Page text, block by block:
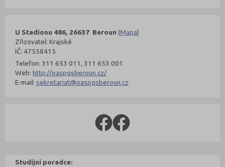
U Stadionu 486, 26637 Beroun (Mapa)
Zřizovatel: Krajské
IČ: 47558415
Telefon: 311 653 011, 311 653 001
Web:http://oaspgsberoun.cz/
E-mail: sekretariat@oaspgsberoun.cz
Studijní poradce: